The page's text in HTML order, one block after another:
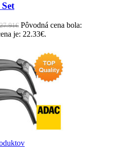
27.91€ Pôvodná cena bola:
je: 22.33€.